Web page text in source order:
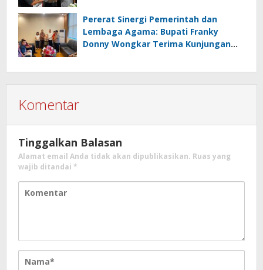
Diutamakan
Pererat Sinergi Pemerintah dan
Lembaga Agama: Bupati Franky
Donny Wongkar Terima Kunjungan
Komentar
Tinggalkan Balasan
Alamat email Anda tidak akan dipublikasikan. Ruas yang
wajib ditandai *